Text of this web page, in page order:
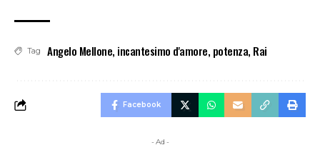
Tag Angelo Mellone, incantesimo d'amore, potenza, Rai
Facebook
- Ad -